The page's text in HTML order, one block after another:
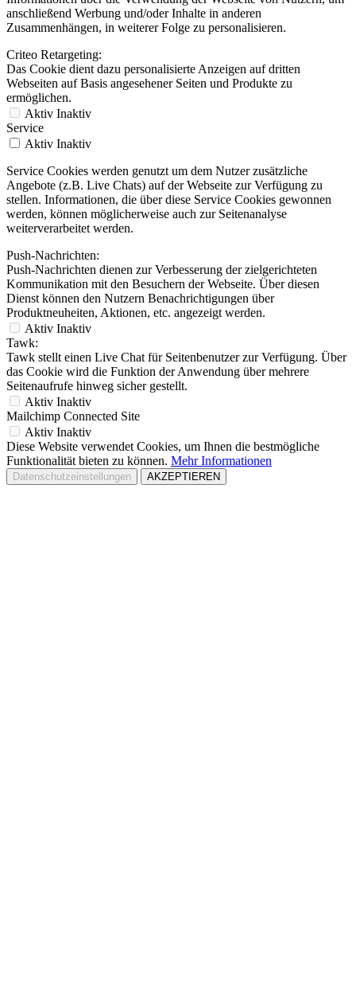
anschließend Werbung und/oder Inhalte in anderen
Zusammenhängen, in weiterer Folge zu personalisieren.
Criteo Retargeting:
Das Cookie dient dazu personalisierte Anzeigen auf dritten
Webseiten auf Basis angesehener Seiten und Produkte zu
ermöglichen.
Aktiv Inaktiv
Service
Aktiv Inaktiv
Service Cookies werden genutzt um dem Nutzer zusätzliche
Angebote (z.B. Live Chats) auf der Webseite zur Verfügung zu
stellen. Informationen, die über diese Service Cookies gewonnen
werden, können möglicherweise auch zur Seitenanalyse
weiterverarbeitet werden.
Push-Nachrichten:
Push-Nachrichten dienen zur Verbesserung der zielgerichteten
Kommunikation mit den Besuchern der Webseite. Über diesen
Dienst können den Nutzern Benachrichtigungen über
Produktneuheiten, Aktionen, etc. angezeigt werden.
Aktiv Inaktiv
Tawk:
Tawk stellt einen Live Chat für Seitenbenutzer zur Verfügung. Über
das Cookie wird die Funktion der Anwendung über mehrere
Seitenaufrufe hinweg sicher gestellt.
Aktiv Inaktiv
Mailchimp Connected Site
Aktiv Inaktiv
Diese Website verwendet Cookies, um Ihnen die bestmögliche
Funktionalität bieten zu können. Mehr Informationen
Datenschutzeinstellungen AKZEPTIEREN